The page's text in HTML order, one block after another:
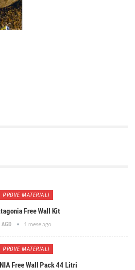
PROVE MATERIALI
Free Wall Kit
AGD 1 mese ago
PROVE MATERIALI
Free Wall Pack 44 Litri